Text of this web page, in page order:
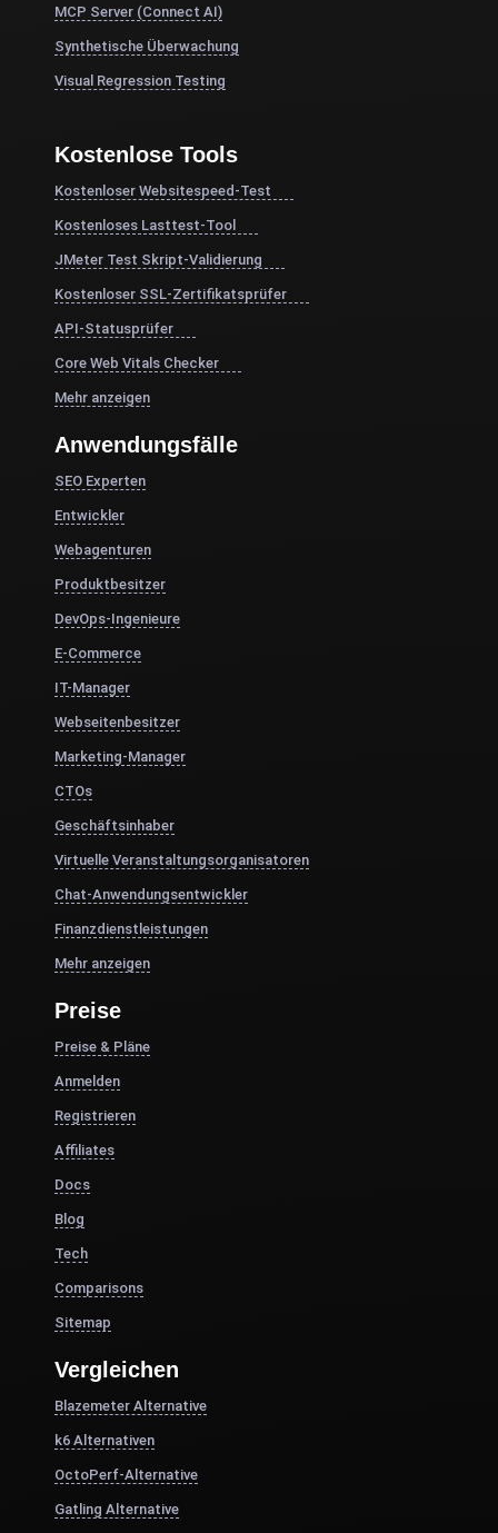
MCP Server (Connect AI)
Synthetische Überwachung
Visual Regression Testing
Kostenlose Tools
Kostenloser Websitespeed-Test
Kostenloses Lasttest-Tool
JMeter Test Skript-Validierung
Kostenloser SSL-Zertifikatsprüfer
API-Statusprüfer
Core Web Vitals Checker
Mehr anzeigen
Anwendungsfälle
SEO Experten
Entwickler
Webagenturen
Produktbesitzer
DevOps-Ingenieure
E-Commerce
IT-Manager
Webseitenbesitzer
Marketing-Manager
CTOs
Geschäftsinhaber
Virtuelle Veranstaltungsorganisatoren
Chat-Anwendungsentwickler
Finanzdienstleistungen
Mehr anzeigen
Preise
Preise & Pläne
Anmelden
Registrieren
Affiliates
Docs
Blog
Tech
Comparisons
Sitemap
Vergleichen
Blazemeter Alternative
k6 Alternativen
OctoPerf-Alternative
Gatling Alternative